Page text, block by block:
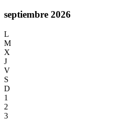
septiembre 2026
L
M
X
J
V
S
D
1
2
3